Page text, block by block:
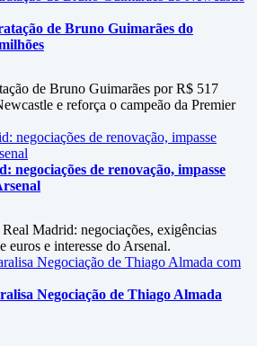
de Bruno Guimarães do
de Bruno Guimarães por R$ 517
e reforça o campeão da Premier
negociações de renovação, impasse
Madrid: negociações, exigências
euros e interesse do Arsenal.
Negociação de Thiago Almada